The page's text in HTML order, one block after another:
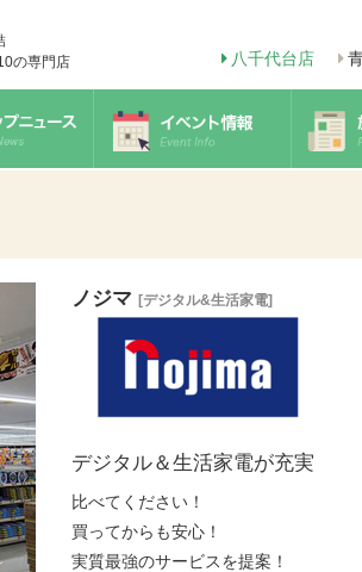
の専門店
八千代台店
ノジマ [デジタル&生活家電]
デジタル＆生活家電が充実
比べてください！
買ってからも安心！
実質最強のサービスを提案！